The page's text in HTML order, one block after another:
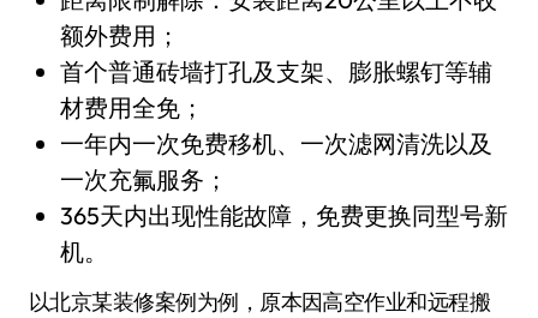
额外费用；
首个普通砖墙打孔及支架、膨胀螺钉等辅
材费用全免；
一年内一次免费移机、一次滤网清洗以及
一次充氟服务；
365天内出现性能故障，免费更换同型号新
机。
以北京某装修案例为例，原本因高空作业和远程搬